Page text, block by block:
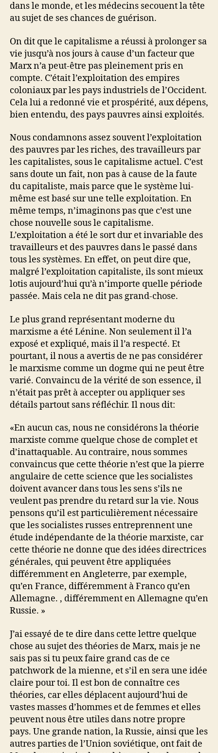
dans le monde, et les médecins secouent la tête
au sujet de ses chances de guérison.
On dit que le capitalisme a réussi à prolonger sa
vie jusqu’à nos jours à cause d’un facteur que
Marx n’a peut-être pas pleinement pris en
compte. C’était l’exploitation des empires
coloniaux par les pays industriels de l’Occident.
Cela lui a redonné vie et prospérité, aux dépens,
bien entendu, des pays pauvres ainsi exploités.
Nous condamnons assez souvent l’exploitation
des pauvres par les riches, des travailleurs par
les capitalistes, sous le capitalisme actuel. C’est
sans doute un fait, non pas à cause de la faute
du capitaliste, mais parce que le système lui-
même est basé sur une telle exploitation. En
même temps, n’imaginons pas que c’est une
chose nouvelle sous le capitalisme.
L’exploitation a été le sort dur et invariable des
travailleurs et des pauvres dans le passé dans
tous les systèmes. En effet, on peut dire que,
malgré l’exploitation capitaliste, ils sont mieux
lotis aujourd’hui qu’à n’importe quelle période
passée. Mais cela ne dit pas grand-chose.
Le plus grand représentant moderne du
marxisme a été Lénine. Non seulement il l’a
exposé et expliqué, mais il l’a respecté. Et
pourtant, il nous a avertis de ne pas considérer
le marxisme comme un dogme qui ne peut être
varié. Convaincu de la vérité de son essence, il
n’était pas prêt à accepter ou appliquer ses
détails partout sans réfléchir. Il nous dit:
«En aucun cas, nous ne considérons la théorie
marxiste comme quelque chose de complet et
d’inattaquable. Au contraire, nous sommes
convaincus que cette théorie n’est que la pierre
angulaire de cette science que les socialistes
doivent avancer dans tous les sens s’ils ne
veulent pas prendre du retard sur la vie. Nous
pensons qu’il est particulièrement nécessaire
que les socialistes russes entreprennent une
étude indépendante de la théorie marxiste, car
cette théorie ne donne que des idées directrices
générales, qui peuvent être appliquées
différemment en Angleterre, par exemple,
qu’en France, différemment à Franco qu’en
Allemagne. , différemment en Allemagne qu’en
Russie. »
J’ai essayé de te dire dans cette lettre quelque
chose au sujet des théories de Marx, mais je ne
sais pas si tu peux faire grand cas de ce
patchwork de la mienne, et s’il en sera une idée
claire pour toi. Il est bon de connaître ces
théories, car elles déplacent aujourd’hui de
vastes masses d’hommes et de femmes et elles
peuvent nous être utiles dans notre propre
pays. Une grande nation, la Russie, ainsi que les
autres parties de l’Union soviétique, ont fait de